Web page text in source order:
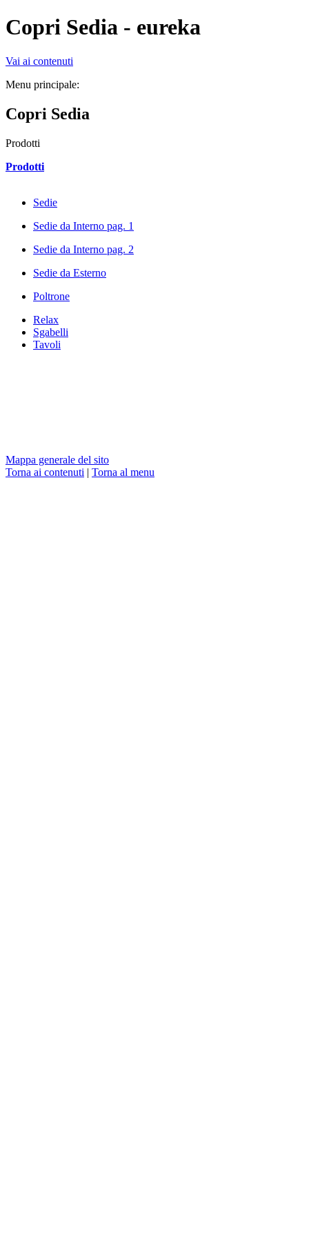
Copri Sedia - eureka
Vai ai contenuti
Menu principale:
Copri Sedia
Prodotti
Prodotti
Sedie
Sedie da Interno pag. 1
Sedie da Interno pag. 2
Sedie da Esterno
Poltrone
Relax
Sgabelli
Tavoli
Mappa generale del sito
Torna ai contenuti | Torna al menu